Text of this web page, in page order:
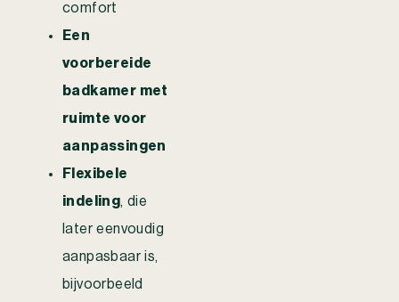
comfort
Een
voorbereide
badkamer met
ruimte voor
aanpassingen
Flexibele
indeling, die
later eenvoudig
aanpasbaar is,
bijvoorbeeld